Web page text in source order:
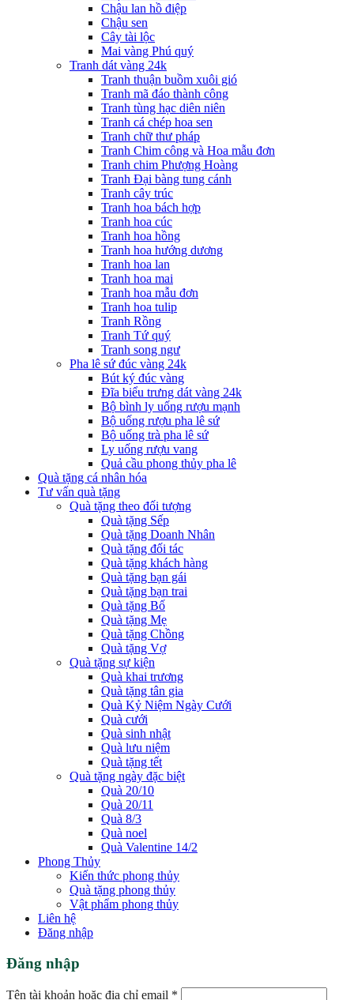
Chậu lan hồ điệp
Chậu sen
Cây tài lộc
Mai vàng Phú quý
Tranh dát vàng 24k
Tranh thuận buồm xuôi gió
Tranh mã đáo thành công
Tranh tùng hạc diên niên
Tranh cá chép hoa sen
Tranh chữ thư pháp
Tranh Chim công và Hoa mẫu đơn
Tranh chim Phượng Hoàng
Tranh Đại bàng tung cánh
Tranh cây trúc
Tranh hoa bách hợp
Tranh hoa cúc
Tranh hoa hồng
Tranh hoa hướng dương
Tranh hoa lan
Tranh hoa mai
Tranh hoa mẫu đơn
Tranh hoa tulip
Tranh Rồng
Tranh Tứ quý
Tranh song ngư
Pha lê sứ đúc vàng 24k
Bút ký đúc vàng
Đĩa biểu trưng dát vàng 24k
Bộ bình ly uống rượu mạnh
Bộ uống rượu pha lê sứ
Bộ uống trà pha lê sứ
Ly uống rượu vang
Quả cầu phong thủy pha lê
Quà tặng cá nhân hóa
Tư vấn quà tặng
Quà tặng theo đối tượng
Quà tặng Sếp
Quà tặng Doanh Nhân
Quà tặng đối tác
Quà tặng khách hàng
Quà tặng bạn gái
Quà tặng bạn trai
Quà tặng Bố
Quà tặng Mẹ
Quà tặng Chồng
Quà tặng Vợ
Quà tặng sự kiện
Quà khai trương
Quà tặng tân gia
Quà Kỷ Niệm Ngày Cưới
Quà cưới
Quà sinh nhật
Quà lưu niệm
Quà tặng tết
Quà tặng ngày đặc biệt
Quà 20/10
Quà 20/11
Quà 8/3
Quà noel
Quà Valentine 14/2
Phong Thủy
Kiến thức phong thủy
Quà tặng phong thủy
Vật phẩm phong thủy
Liên hệ
Đăng nhập
Đăng nhập
Tên tài khoản hoặc địa chỉ email *